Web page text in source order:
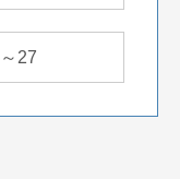
27